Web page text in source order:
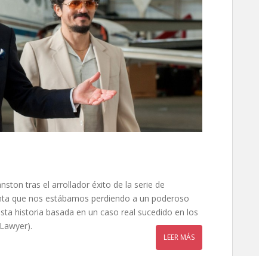
tras el arrollador éxito de la serie de
que nos estábamos perdiendo a un poderoso
historia basada en un caso real sucedido en los
LEER MÁS